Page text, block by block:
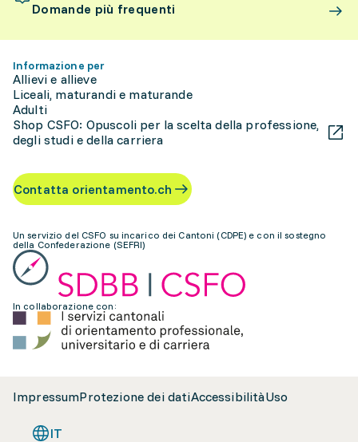
Domande più frequenti
Informazione per
Allievi e allieve
Liceali, maturandi e maturande
Adulti
Shop CSFO: Opuscoli per la scelta della professione,
degli studi e della carriera
Contatta orientamento.ch
Un servizio del CSFO su incarico dei Cantoni (CDPE) e con il sostegno
della Confederazione (SEFRI)
In collaborazione con:
ImpressumProtezione dei datiAccessibilitàUso
IT